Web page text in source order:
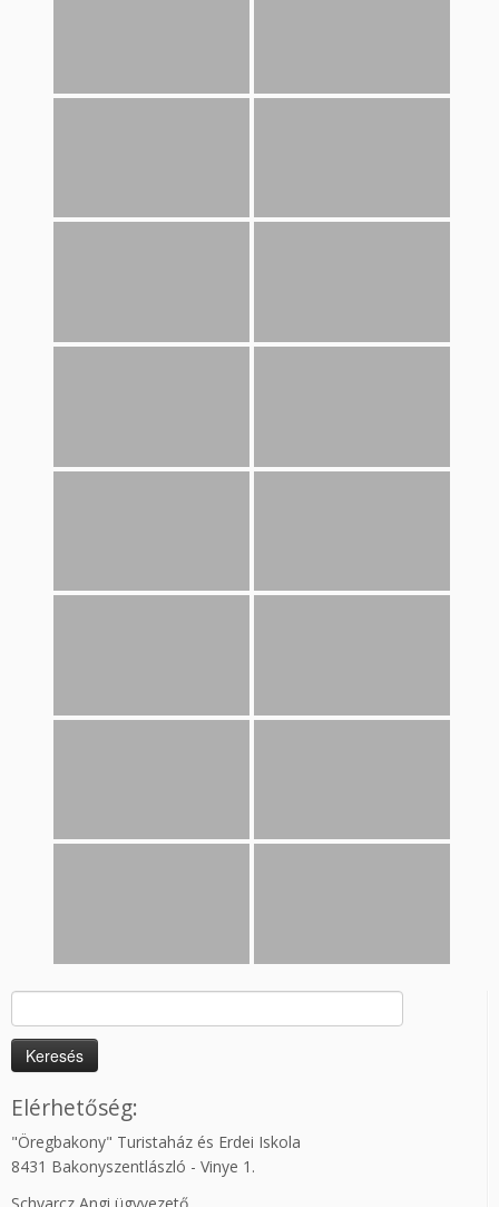
Keresés:
Elérhetőség:
"Öregbakony" Turistaház és Erdei Iskola
8431 Bakonyszentlászló - Vinye 1.